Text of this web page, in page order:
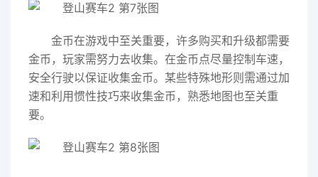
金币在游戏中至关重要，许多购买和升级都需要
金币，玩家需努力去收集。在金币点尽量控制车速，
安全行驶以保证收集金币。某些特殊地形则需通过加
速和利用惯性技巧来收集金币，熟悉地图也至关重
要。